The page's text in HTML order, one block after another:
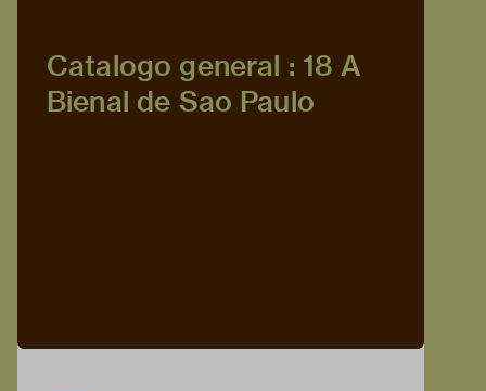
Catalogo general : 18 A
Bienal de Sao Paulo